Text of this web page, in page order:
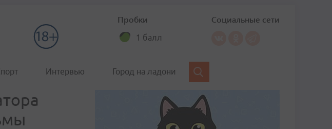
Пробки
1 балл
Социальные сети
Интервью Город на ладони